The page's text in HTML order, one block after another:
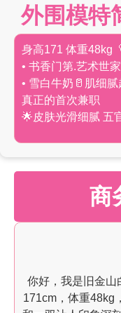
外围模特
身高171 体重48kg
• 书香门第.艺术世
• 雪白牛奶🥛肌细
真正的首次兼职
🌟皮肤光滑细腻 五
商
你好，我是旧金山
171cm，体重48kg